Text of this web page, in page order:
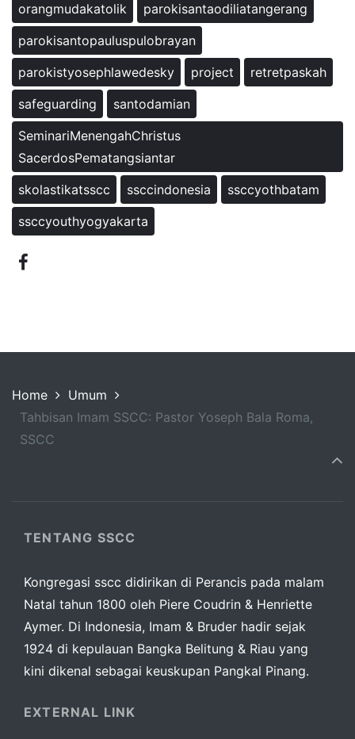
orangmudakatolik
parokisantaodiliatangerang
parokisantopauluspulobrayan
parokistyosephlawedesky
project
retretpaskah
safeguarding
santodamian
SeminariMenengahChristus
SacerdosPematangsiantar
skolastikatsscc
ssccindonesia
ssccyothbatam
ssccyouthyogyakarta
Home
Umum
Tahbisan Imam SSCC: Pastor Yoseph Bala Roma,
SSCC
TENTANG SSCC
Kongregasi sscc didirikan di Perancis pada malam
Natal tahun 1800 oleh Piere Coudrin & Henriette
Aymer. Di Indonesia, Imam & Bruder hadir sejak
1924 di kepulauan Bangka Belitung & Riau yang
kini dikenal sebagai keuskupan Pangkal Pinang.
EXTERNAL LINK